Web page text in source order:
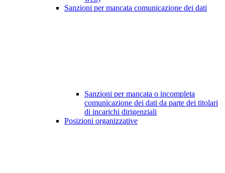
Sanzioni per mancata comunicazione dei dati
Sanzioni per mancata o incompleta
comunicazione dei dati da parte dei titolari
di incarichi dirigenziali
Posizioni organizzative